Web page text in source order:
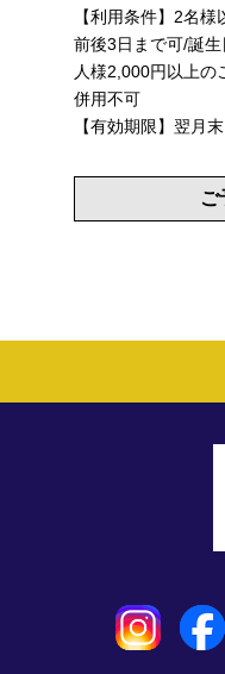
【利用条件】2名
前後3日まで可/誕
人様2,000円以上の
併用不可
【有効期限】翌月
ご